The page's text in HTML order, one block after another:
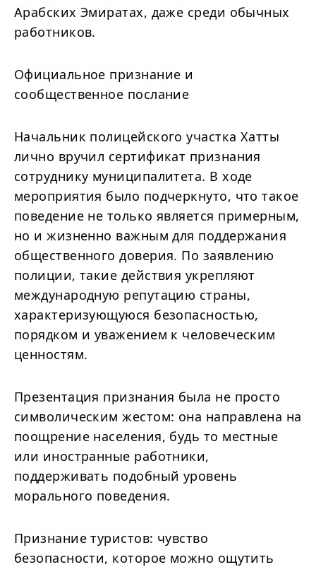
Арабских Эмиратах, даже среди обычных
работников.
Официальное признание и
сообщественное послание
Начальник полицейского участка Хатты
лично вручил сертификат признания
сотруднику муниципалитета. В ходе
мероприятия было подчеркнуто, что такое
поведение не только является примерным,
но и жизненно важным для поддержания
общественного доверия. По заявлению
полиции, такие действия укрепляют
международную репутацию страны,
характеризующуюся безопасностью,
порядком и уважением к человеческим
ценностям.
Презентация признания была не просто
символическим жестом: она направлена на
поощрение населения, будь то местные
или иностранные работники,
поддерживать подобный уровень
морального поведения.
Признание туристов: чувство
безопасности, которое можно ощутить